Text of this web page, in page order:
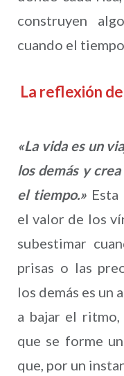
construyen
cuando el
La reflexión
«La vida es un
los demás y
el tiempo.»
el valor de los
subestimar
prisas o las
los demás es un
a bajar el
que se forme
que, por un